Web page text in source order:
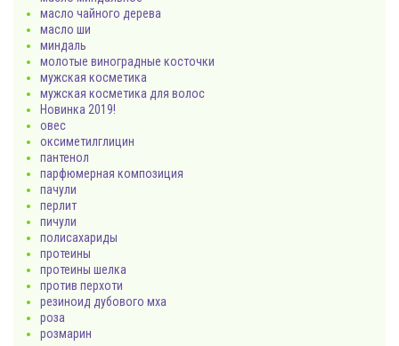
масло чайного дерева
масло ши
миндаль
молотые виноградные косточки
мужская косметика
мужская косметика для волос
Новинка 2019!
овес
оксиметилглицин
пантенол
парфюмерная композиция
пачули
перлит
пичули
полисахариды
протеины
протеины шелка
против перхоти
резиноид дубового мха
роза
розмарин